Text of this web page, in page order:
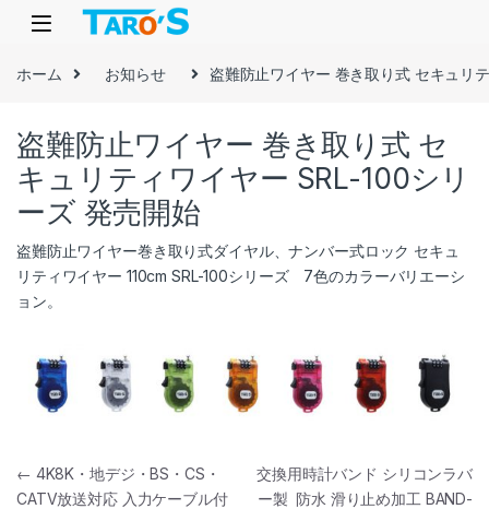
Skip to navigation
Skip to content
ホーム お知らせ 盗難防止ワイヤー 巻き取り式 セキュリ
盗難防止ワイヤー 巻き取り式 セ
キュリティワイヤー SRL-100シリ
ーズ 発売開始
盗難防止ワイヤー巻き取り式ダイヤル、ナンバー式ロック セキュ
リティワイヤー 110cm SRL-100シリーズ 7色のカラーバリエーシ
ョン。
投稿ナビゲーション
← 4K8K・地デジ・BS・CS・
CATV放送対応 入力ケーブル付
交換用時計バンド シリコンラバ
ー製 防水 滑り止め加工 BAND-